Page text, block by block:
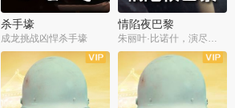
杀手壕
成龙挑战凶悍杀手壕
情陷夜巴黎